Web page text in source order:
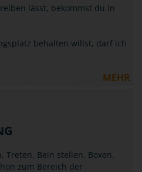
lässt, bekommst du in
behalten willst, darf ich
MEHR
Treten, Bein stellen, Boxen,
zum Bereich der